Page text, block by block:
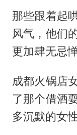
那些跟着起
风气，他们
更加肆无忌惮
成都火锅店
了那个借酒
多沉默的女性